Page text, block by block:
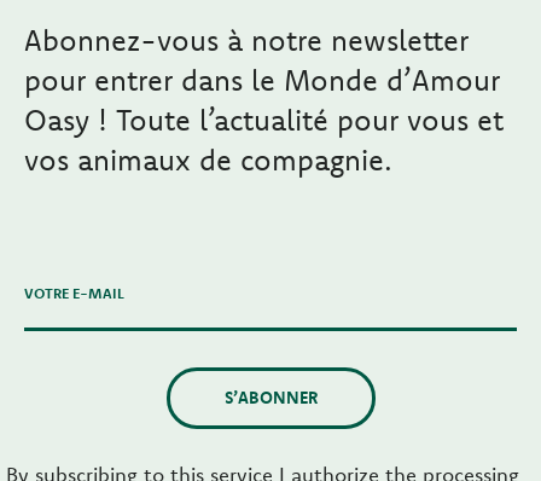
Abonnez-vous à notre newsletter
pour entrer dans le Monde d’Amour
Oasy ! Toute l’actualité pour vous et
vos animaux de compagnie.
VOTRE E-MAIL
S’ABONNER
By subscribing to this service I authorize the processing